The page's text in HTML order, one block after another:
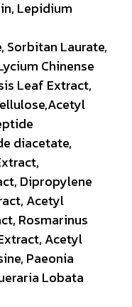
Lepidium
Sorbitan Laurate,
Chinense
Leaf Extract,
Acetyl
diacetate,
Dipropylene
Acetyl
Rosmarinus
Acetyl
Paeonia
Lobata